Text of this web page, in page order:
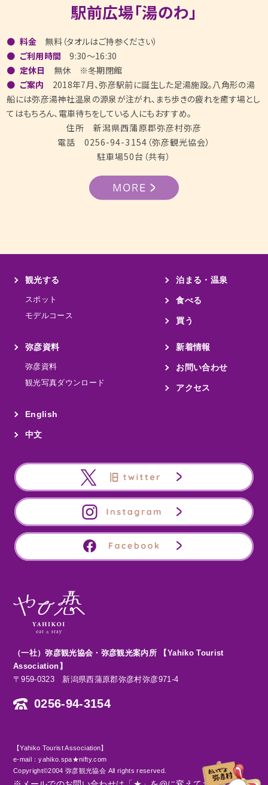
駅前広場「湯のわ」
料金
無料（タオルはご持参ください）
ご利用時間
9:30～16:30
定休日
無休 ※冬期閉館
ご案内
2018年7月、弥彦駅前に誕生した足湯施設。八角形の湯
船には弥彦湯神社温泉の源泉が注がれ、まち歩きの疲れを癒す場とし
てはもちろん、電車待ちをしている人にもおすすめ。
住所 新潟県西蒲原郡弥彦村弥彦
電話 0256-94-3154（弥彦観光協会）
駐車場50台（共有）
観光する
スポット
モデルコース
泊まる・温泉
食べる
買う
弥彦資料
弥彦資料
観光写真ダウンロード
新着情報
お問い合わせ
アクセス
English
中文
（一社）弥彦観光協会・弥彦観光案内所 【Yahiko Tourist
Association】
〒959-0323 新潟県西蒲原郡弥彦村弥彦971-4
0256-94-3154
【Yahiko Tourist Association】
e-mail：yahiko.spa★nifty.com
Copyright©2004 弥彦観光協会 All rights reserved.